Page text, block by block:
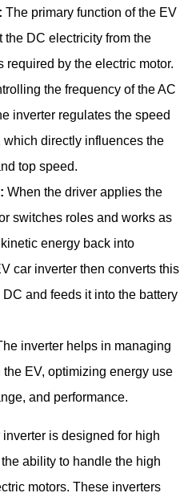
The primary function of the EV
the DC electricity from the
required by the electric motor.
the frequency of the AC
inverter regulates the speed
which directly influences the
top speed.
When the driver applies the
switches roles and works as
energy back into
car inverter then converts this
and feeds it into the battery
inverter helps in managing
EV, optimizing energy use
and performance.
inverter is designed for high
ability to handle the high
motors. These inverters